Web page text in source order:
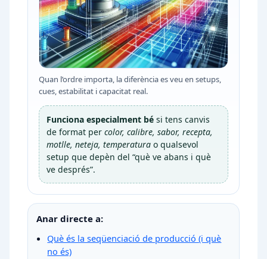
Quan l’ordre importa, la diferència es veu en setups,
cues, estabilitat i capacitat real.
Funciona especialment bé si tens canvis
de format percolor, calibre, sabor, recepta,
motlle, neteja, temperatura o qualsevol
setup que depèn del “què ve abans i què
ve després”.
Anar directe a:
Què és la seqüenciació de producció (i què
no és)